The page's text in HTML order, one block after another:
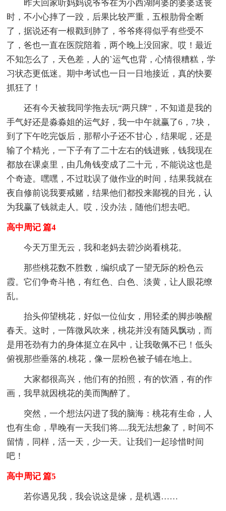
昨天回家听妈妈说爷爷在为小西湖阿婆的婆婆送丧
时，不小心摔了一跤，后果比较严重，五根肋骨全断
了，据说还有一根戳到肺了，爷爷疼得似乎有些受不
了，爸也一直在医院陪着，两个晚上没回家。哎！最近
不知怎么了，天色差，人的`运气也背，心情很糟糕，学
习状态更低迷。期中考试也一日一日地接近，真的快要
抓狂了！
还有今天被我同学拖去玩“两只牌”，不知道是我的
手气好还是淼淼姐的运气好，我一中午就赢了6，7块，
到了下午吃完饭后，那帮小子还不甘心，结果呢，还是
输了个精光，一下子有了二十左右的钱进账，钱我现在
都放在课桌里，由几角钱变成了二十元，不能说这也是
个奇迹。嘿嘿，不过耽误了做作业的时间，结果我就在
夜自修前说我要戒赌，结果他们都投来鄙视的目光，认
为我赢了钱就走人。哎，没办法，随他们想去吧。
高中周记 篇4
今天万里无云，我和老妈去碧沙岗看桃花。
那些桃花数不胜数，编织成了一望无际的粉色云
霞。它们争奇斗艳，有红色、白色、淡黄，让人眼花缭
乱。
抬头仰望桃花，好似一位仙女，用轻柔的脚步唤醒
春天。这时，一阵微风吹来，桃花并没有随风飘动，而
是用苍劲有力的身体挺立在风中，让我敬佩不已！低头
俯视那些垂落的.桃花，像一层粉色被子铺在地上。
大家都很高兴，他们有的拍照，有的饮酒，有的作
画，我早就因桃花的美而陶醉了。
突然，一个想法闪进了我的脑海：桃花有生命，人
也有生命，早晚有一天我们将.....我无法想象了，时间不
留情，同样，活一天，少一天。让我们一起珍惜时间
吧！
高中周记 篇5
若你遇见我，我会说这是缘，是机遇……